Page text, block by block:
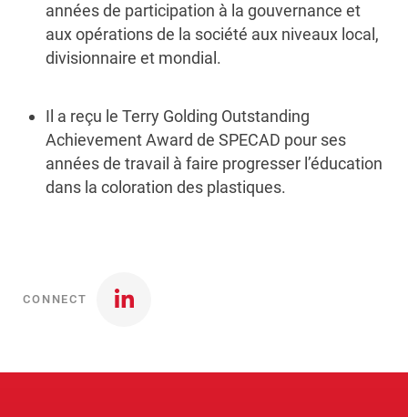
CONNECT
années de participation à la gouvernance et
aux opérations de la société aux niveaux local,
divisionnaire et mondial.
Il a reçu le Terry Golding Outstanding
Achievement Award de SPECAD pour ses
années de travail à faire progresser l’éducation
dans la coloration des plastiques.